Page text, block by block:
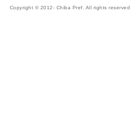
Copyright © 2012- Chiba Pref. All rights reserved.